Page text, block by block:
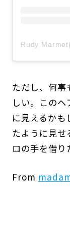
Rudy
ただし、何
しい。この
に見えるか
たように見
ロの手を借り
From